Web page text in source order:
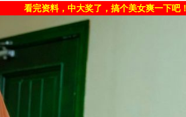
看完资料，中大奖了，搞个美女爽一下吧！